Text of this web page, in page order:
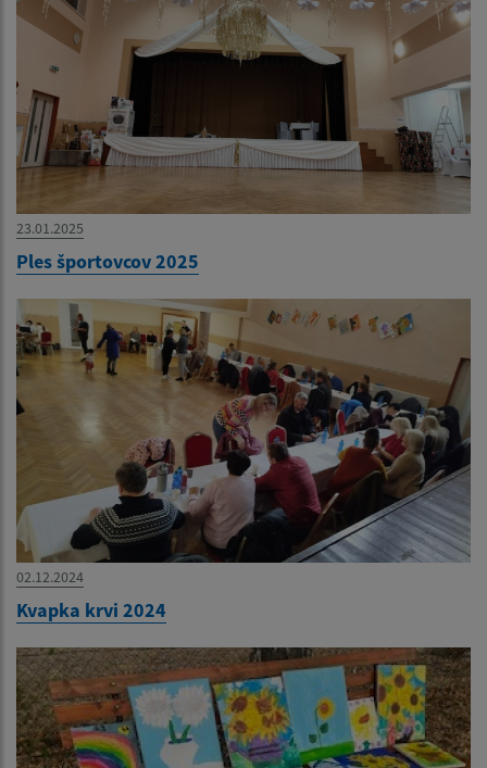
23.01.2025
Ples športovcov 2025
02.12.2024
Kvapka krvi 2024